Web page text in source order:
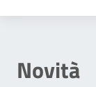
Novità